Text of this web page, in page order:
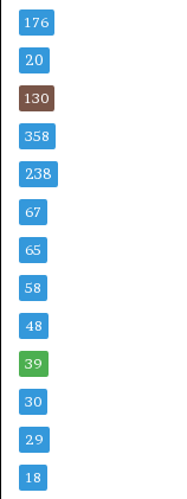
176
20
130
358
238
67
65
58
48
39
30
29
18